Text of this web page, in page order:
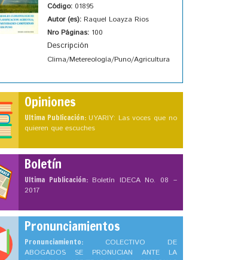
Código: 01895
Autor (es): Raquel Loayza Rios
Nro Páginas: 100
Descripción
Clima/Metereología/Puno/Agricultura
Opiniones
Ultima Publicación: UYARIY: Las voces que no
quieren que escuches
Boletín
Ultima Publicación: Boletín IDECA No. 08 –
2017
Pronunciamientos
Pronunciamiento: COLECTIVO DE
ABOGADOS SE PRONUCIAN ANTE LA